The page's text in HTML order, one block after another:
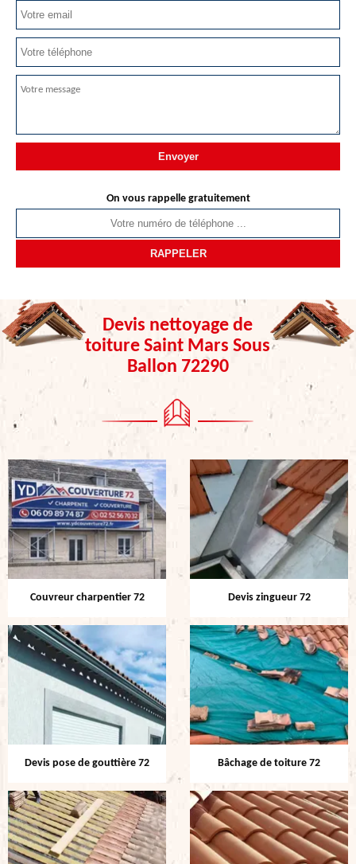
On vous rappelle gratuitement
Devis nettoyage de
toiture Saint Mars Sous
Ballon 72290
Couvreur charpentier 72 Devis zingueur 72
Devis pose de gouttière 72 Bâchage de toiture 72